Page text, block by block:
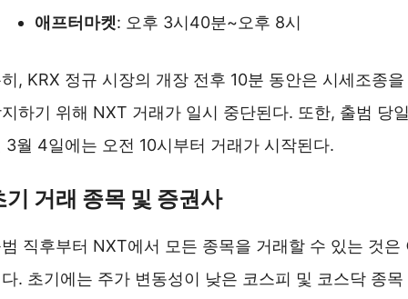
애프터마켓: 오후 3시40분~오후 8시
, KRX 정규 시장의 개장 전후 10분 동안은 시세조종을
지하기 위해 NXT 거래가 일시 중단된다. 또한, 출범 당
3월 4일에는 오전 10시부터 거래가 시작된다.
기 거래 종목 및 증권사
직후부터 NXT에서 모든 종목을 거래할 수 있는 것은
다. 초기에는 주가 변동성이 낮은 코스피 및 코스닥 종목